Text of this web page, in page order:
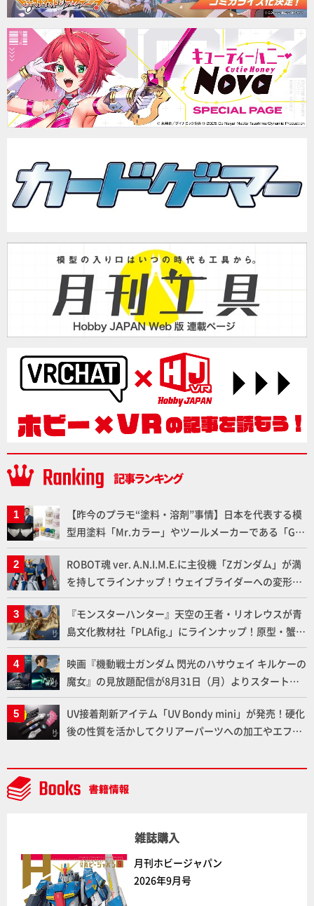
【昨今のプラモ“塗料・溶剤”事情】日本を代表する模
型用塗料「Mr.カラー」やツールメーカーである「GSI
クレオス」が語るラッカー塗料の未来とは？
ROBOT魂 ver. A.N.I.M.E.に主役機「Zガンダム」が満
を持してラインナップ！ウェイブライダーへの変形、
劇中どおりのプロポーションを再現【機動戦士Zガン
ダム】
『モンスターハンター』天空の王者・リオレウスが青
島文化教材社「PLAfig.」にラインナップ！原型・蟹蟲
修造氏の彩色作例で超ハイディテールかつ躍動感に満
ちた造形をチェック
映画『機動戦士ガンダム 閃光のハサウェイ キルケーの
魔女』の見放題配信が8月31日（月）よりスタート！
Prime Videoで国内独占配信
UV接着剤新アイテム「UV Bondy mini」が発売！硬化
後の性質を活かしてクリアーパーツへの加工やエフェ
雑誌購入
月刊ホビージャパン
2026年9月号